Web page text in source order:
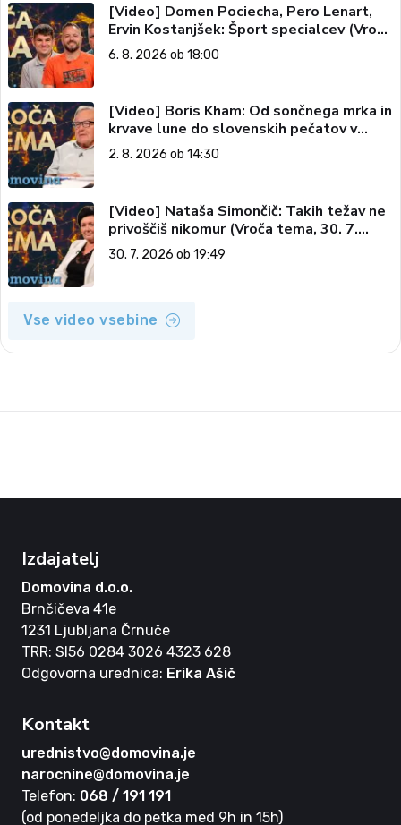
[Video] Domen Pociecha, Pero Lenart,
Ervin Kostanjšek: Šport specialcev (Vroča
tema, 6. 8. 2026)
6. 8. 2026 ob 18:00
[Video] Boris Kham: Od sončnega mrka in
krvave lune do slovenskih pečatov v
vesolju (Vroča tema, 2. 8. 2026)
2. 8. 2026 ob 14:30
[Video] Nataša Simončič: Takih težav ne
privoščiš nikomur (Vroča tema, 30. 7.
2026)
30. 7. 2026 ob 19:49
Vse video vsebine
Izdajatelj
Domovina d.o.o.
Brnčičeva 41e
1231 Ljubljana Črnuče
TRR: SI56 0284 3026 4323 628
Odgovorna urednica: Erika Ašič
Kontakt
urednistvo@domovina.je
narocnine@domovina.je
Telefon: 068 / 191 191
(od ponedeljka do petka med 9h in 15h)